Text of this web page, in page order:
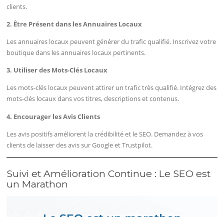
clients.
2. Être Présent dans les Annuaires Locaux
Les annuaires locaux peuvent générer du trafic qualifié. Inscrivez votre
boutique dans les annuaires locaux pertinents.
3. Utiliser des Mots-Clés Locaux
Les mots-clés locaux peuvent attirer un trafic très qualifié. Intégrez des
mots-clés locaux dans vos titres, descriptions et contenus.
4. Encourager les Avis Clients
Les avis positifs améliorent la crédibilité et le SEO. Demandez à vos
clients de laisser des avis sur Google et Trustpilot.
Suivi et Amélioration Continue : Le SEO est
un Marathon